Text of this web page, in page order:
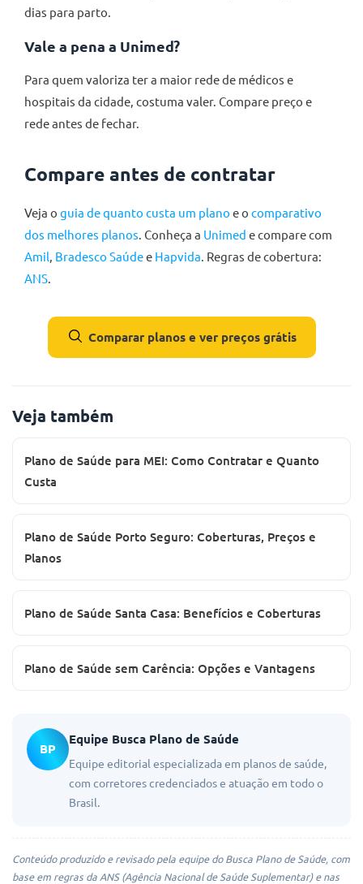
dias para parto.
Vale a pena a Unimed?
Para quem valoriza ter a maior rede de médicos e
hospitais da cidade, costuma valer. Compare preço e
rede antes de fechar.
Compare antes de contratar
Veja o guia de quanto custa um plano e o comparativo
dos melhores planos . Conheça a Unimed e compare com
Amil Bradesco Saúdee Hapvida . Regras de cobertura:
ANS
Comparar planos e ver preços grátis
Veja também
Plano de Saúde para MEI: Como Contratar e Quanto
Custa
Plano de Saúde Porto Seguro: Coberturas, Preços e
Planos
Plano de Saúde Santa Casa: Benefícios e Coberturas
Plano de Saúde sem Carência: Opções e Vantagens
BP
Equipe Busca Plano de Saúde
Equipe editorial especializada em planos de saúde,
com corretores credenciados e atuação em todo o
Brasil.
Conteúdo produzido e revisado pela equipe do Busca Plano de Saúde, com
base em regras da ANS (Agência Nacional de Saúde Suplementar) e nas